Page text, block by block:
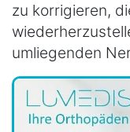
zu korrigieren,
umliegenden